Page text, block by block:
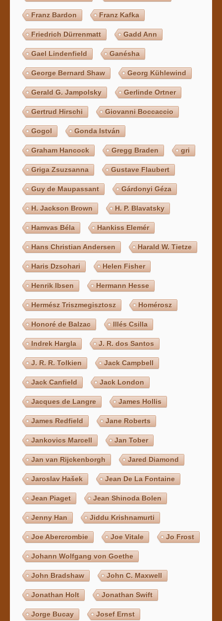
Franz Bardon Franz Kafka
Friedrich Dürrenmatt Gadd Ann
Gael Lindenfield Ganésha
George Bernard Shaw Georg Kühlewind
Gerald G. Jampolsky Gerlinde Ortner
Gertrud Hirschi Giovanni Boccaccio
Gogol Gonda István
Graham Hancock Gregg Braden gri
Griga Zsuzsanna Gustave Flaubert
Guy de Maupassant Gárdonyi Géza
H. Jackson Brown H. P. Blavatsky
Hamvas Béla Hankiss Elemér
Hans Christian Andersen Harald W. Tietze
Haris Dzsohari Helen Fisher
Henrik Ibsen Hermann Hesse
Hermész Triszmegisztosz Homérosz
Honoré de Balzac Illés Csilla
Indrek Hargla J. R. dos Santos
J. R. R. Tolkien Jack Campbell
Jack Canfield Jack London
Jacques de Langre James Hollis
James Redfield Jane Roberts
Jankovics Marcell Jan Tober
Jan van Rijckenborgh Jared Diamond
Jaroslav Hašek Jean De La Fontaine
Jean Piaget Jean Shinoda Bolen
Jenny Han Jiddu Krishnamurti
Joe Abercrombie Joe Vitale Jo Frost
Johann Wolfgang von Goethe
John Bradshaw John C. Maxwell
Jonathan Holt Jonathan Swift
Jorge Bucay Josef Ernst